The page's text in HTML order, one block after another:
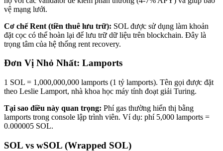
vệ mạng lưới.
Cơ chế Rent (tiền thuê lưu trữ): SOL được sử dụng làm khoản
đặt cọc có thể hoàn lại để lưu trữ dữ liệu trên blockchain. Đây là
trọng tâm của hệ thống rent recovery.
Đơn Vị Nhỏ Nhất: Lamports
1 SOL = 1,000,000,000 lamports (1 tỷ lamports). Tên gọi được đặt
theo Leslie Lamport, nhà khoa học máy tính đoạt giải Turing.
Tại sao điều này quan trọng: Phí gas thường hiển thị bằng
lamports trong console lập trình viên. Ví dụ: phí 5,000 lamports =
0.000005 SOL.
SOL vs wSOL (Wrapped SOL)